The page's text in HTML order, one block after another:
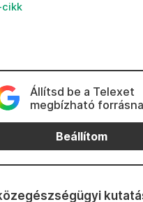
cikk
Állítsd be a Telexet
megbízható
Beállítom